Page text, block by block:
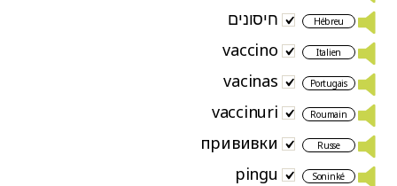
Hébreu חיסונים
Italien
vaccino
Portugais
vacinas
Roumain
vaccinuri
Russe
прививки
Soninké
pingu